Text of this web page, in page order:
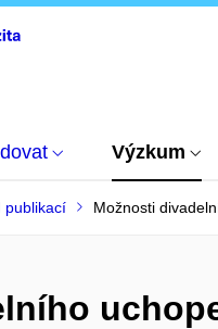
Výzkum
publikací Možnosti